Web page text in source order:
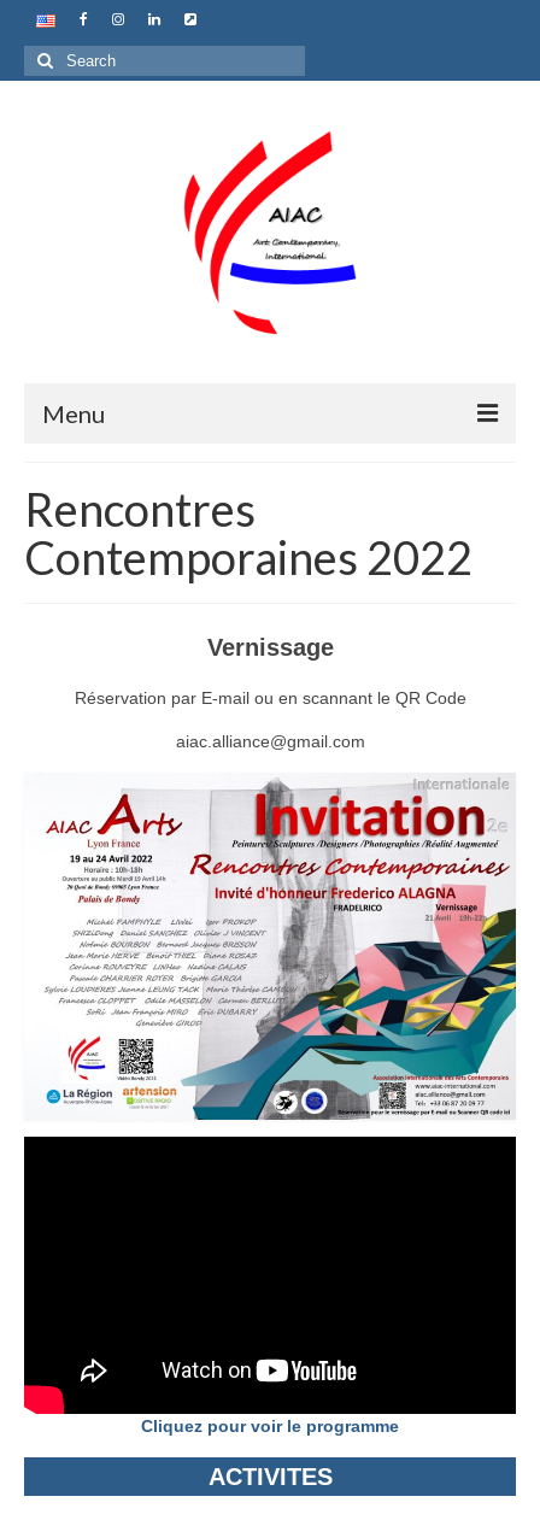
Search
for:
Menu
Qui sommes nous
Devenir membre
Labels
Femme du monde
Rencontres Contemporaines
Rencontres contemporaines de Lyon
Rencontres contemporaines de Beaune
Exposition en ligne
Solo Exposition
Artistes
Contact
Rencontres
Contemporaines 2022
Vernissage
Réservation par E-mail ou en scannant le QR Code
aiac.alliance@gmail.com
Cliquez pour voir le programme
ACTIVITES